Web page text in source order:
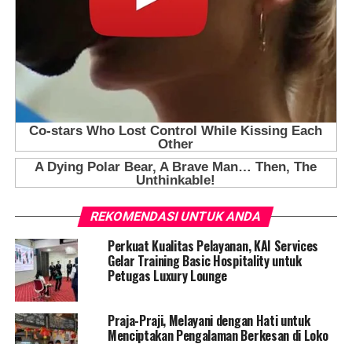
REKOMENDASI UNTUK ANDA
Perkuat Kualitas Pelayanan, KAI Services
Gelar Training Basic Hospitality untuk
Petugas Luxury Lounge
Praja-Praji, Melayani dengan Hati untuk
Menciptakan Pengalaman Berkesan di Loko